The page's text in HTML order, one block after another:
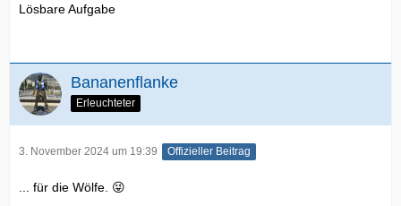
Lösbare Aufgabe
Bananenflanke
Erleuchteter
3. November 2024 um 19:39 Offizieller Beitrag
... für die Wölfe. 😜